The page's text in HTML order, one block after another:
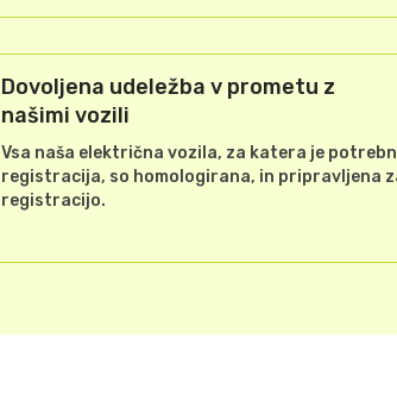
Dovoljena udeležba v prometu z
našimi vozili
Vsa naša električna vozila, za katera je
registracija, so homologirana, in pripravljena
registracijo.